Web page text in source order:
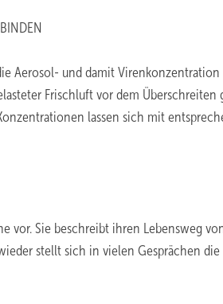
Aerosol- und damit
Frischluft vor dem Überschreiten
lassen sich mit
vor. Sie beschreibt ihren Lebensweg
stellt sich in vielen Gesprächen die